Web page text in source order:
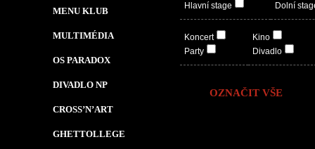
MENU KLUB
MULTIMÉDIA
OS PARADOX
DIVADLO NP
CROSS’N’ART
GHETTOLLEGE
Hlavní stage Dolní
Koncert
Party
Kino
Divadlo
OZNAČIT VŠE